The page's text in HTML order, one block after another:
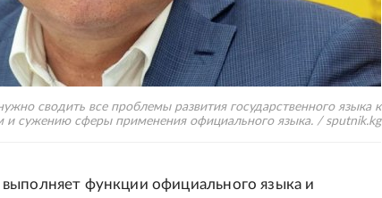
сводить все проблемы развития государственного языка к
и сужению сферы применения официального языка. / sputnik.kg
функции официального языка и